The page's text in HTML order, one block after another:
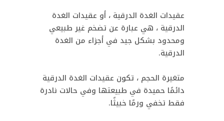
عقيدات الغدة الدرقية ، أو عقيدات الغدة
الدرقية ، هي عبارة عن تضخم غير طبيعي
ومحدود بشكل جيد في أجزاء من الغدة
الدرقية.
متغيرة الحجم ، تكون عقيدات الغدة الدرقية
دائمًا حميدة في طبيعتها وفي حالات نادرة
فقط تخفي ورمًا خبيثًا.